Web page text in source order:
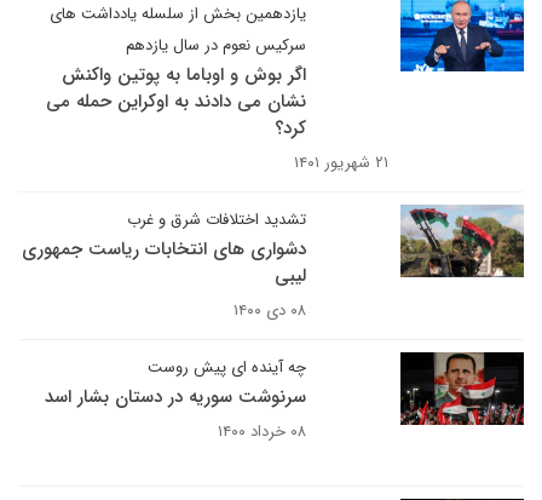
یازدهمین بخش از سلسله یادداشت های
سرکیس نعوم در سال یازدهم
اگر بوش و اوباما به پوتین واکنش
نشان می دادند به اوکراین حمله می
کرد؟
۲۱ شهریور ۱۴۰۱
تشدید اختلافات شرق و غرب
دشواری های انتخابات ریاست جمهوری
لیبی
۰۸ دی ۱۴۰۰
چه آینده ای پیش روست
سرنوشت سوریه در دستان بشار اسد
۰۸ خرداد ۱۴۰۰